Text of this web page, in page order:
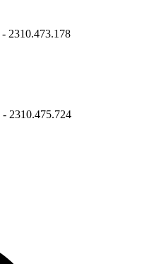
2310.473.178
2310.475.724